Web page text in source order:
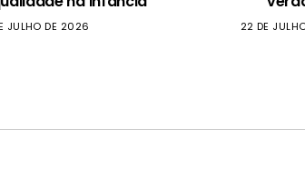
JULHO DE 2026 22 DE